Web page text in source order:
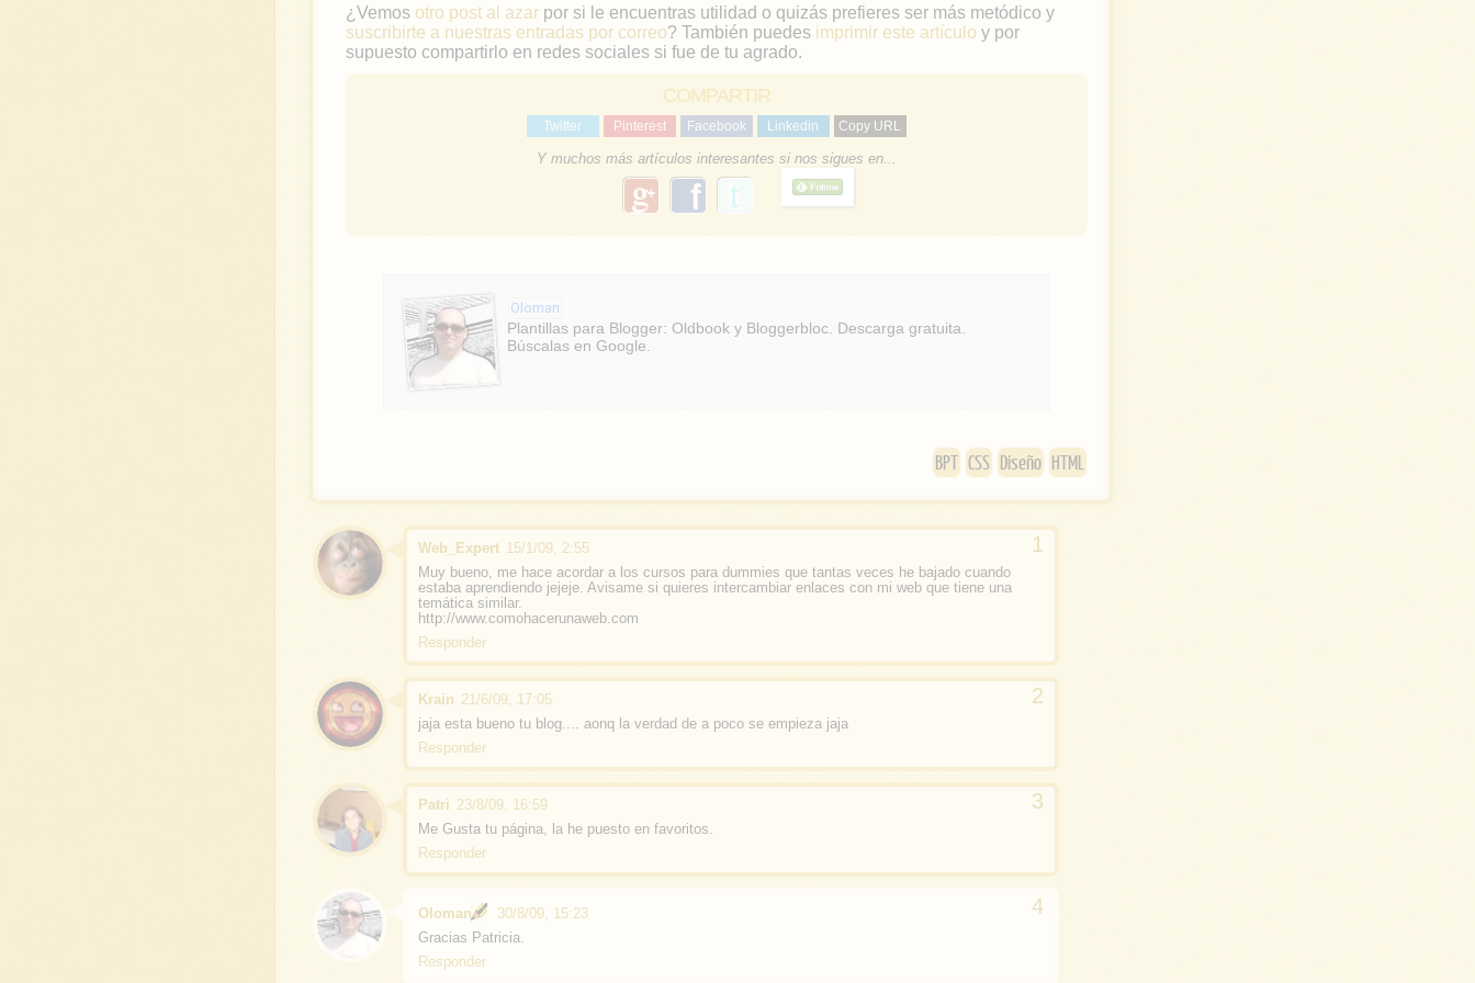
¿Vemos otro post al azar por si le encuentras utilidad o quizás prefieres ser más metódico y
suscribirte a nuestras entradas por correo? También puedes imprimir este artículo y por
supuesto compartirlo en redes sociales si fue de tu agrado.
COMPARTIR
Twitter Pinterest Facebook Linkedin Copy URL
Y muchos más artículos interesantes si nos sigues en...
g
o
f
b
t
t
Oloman
Plantillas para Blogger: Oldbook y Bloggerbloc. Descarga gratuita.
Búscalas en Google.
BPT CSS Diseño HTML
Web_Expert 15/1/09, 2:55
Muy bueno, me hace acordar a los cursos para dummies que tantas veces he bajado cuando
estaba aprendiendo jejeje. Avisame si quieres intercambiar enlaces con mi web que tiene una
temática similar.
http://www.comohacerunaweb.com
Responder
Krain 21/6/09, 17:05
jaja esta bueno tu blog.... aonq la verdad de a poco se empieza jaja
Responder
Patri 23/8/09, 16:59
Me Gusta tu página, la he puesto en favoritos.
Responder
Oloman
30/8/09, 15:23
Gracias Patricia.
Responder